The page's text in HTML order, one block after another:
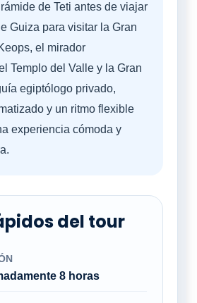
de Teti antes de viajar
Guiza para visitar la Gran
el mirador
Templo del Valle y la Gran
egiptólogo privado,
y un ritmo flexible
experiencia cómoda y
del tour
8 horas